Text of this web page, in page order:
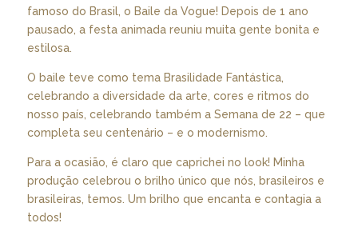
famoso do Brasil, o Baile da Vogue! Depois de 1 ano
pausado, a festa animada reuniu muita gente bonita e
estilosa.
O baile teve como tema Brasilidade Fantástica,
celebrando a diversidade da arte, cores e ritmos do
nosso país, celebrando também a Semana de 22 – que
completa seu centenário – e o modernismo.
Para a ocasião, é claro que caprichei no look! Minha
produção celebrou o brilho único que nós, brasileiros e
brasileiras, temos. Um brilho que encanta e contagia a
todos!